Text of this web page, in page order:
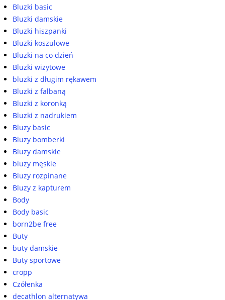
Bluzki basic
Bluzki damskie
Bluzki hiszpanki
Bluzki koszulowe
Bluzki na co dzień
Bluzki wizytowe
bluzki z długim rękawem
Bluzki z falbaną
Bluzki z koronką
Bluzki z nadrukiem
Bluzy basic
Bluzy bomberki
Bluzy damskie
bluzy męskie
Bluzy rozpinane
Bluzy z kapturem
Body
Body basic
born2be free
Buty
buty damskie
Buty sportowe
cropp
Czółenka
decathlon alternatywa